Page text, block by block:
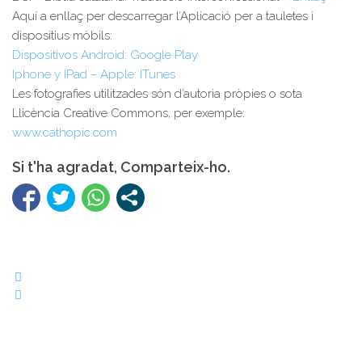
Aquí a enllaç per descarregar l’Aplicació per a tauletes i
dispositius mòbils:
Dispositivos Android: Google Play
Iphone y IPad – Apple: ITunes
Les fotografies utilitzades són d’autoria pròpies o sota
Llicència Creative Commons, per exemple:
www.cathopic.com
Si t'ha agradat, Comparteix-ho.